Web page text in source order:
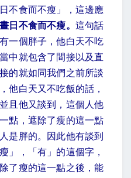
不食而不瘦」，這邊應
日不食而不瘦。 這句話
一個胖子，他白天不吃
中就包含了間接以及直
的就如同我們之前所談
他白天又不吃飯的話，
且他又談到，這個人他
點，遮除了瘦的這一點
是胖的。因此他有談到
」，「有」的這個字，
了瘦的這一點之後，能